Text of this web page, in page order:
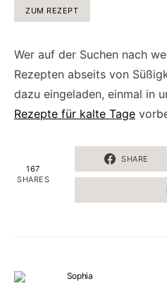
ZUM REZEPT
Wer auf der Suchen nach
Rezepten abseits von
dazu eingeladen, einmal in
Rezepte für kalte Tage
167
SHARES
SHARE
Sophia